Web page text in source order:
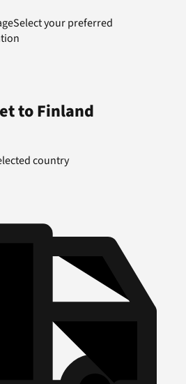
Select your preferred
toFinland
country